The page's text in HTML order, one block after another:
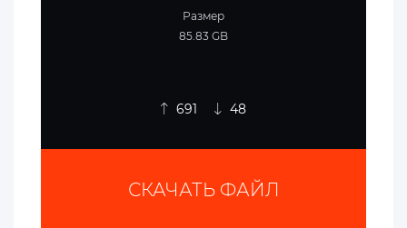
Размер
85.83 GB
691 48
СКАЧАТЬ ФАЙЛ